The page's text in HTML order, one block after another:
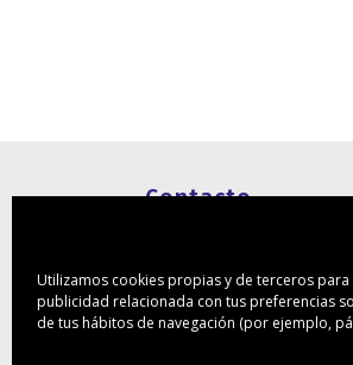
Utilizamos cookies propias y de terceros
publicidad relacionada con tus preferencias
de tus hábitos de navegación (por ejemplo,
Contacto
38004 – Santa Cruz de
(+34) 922 28 95 55